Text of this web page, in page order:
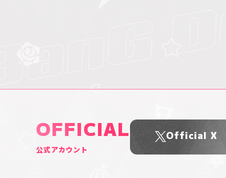
OFFICIAL
公式アカウント
Official X